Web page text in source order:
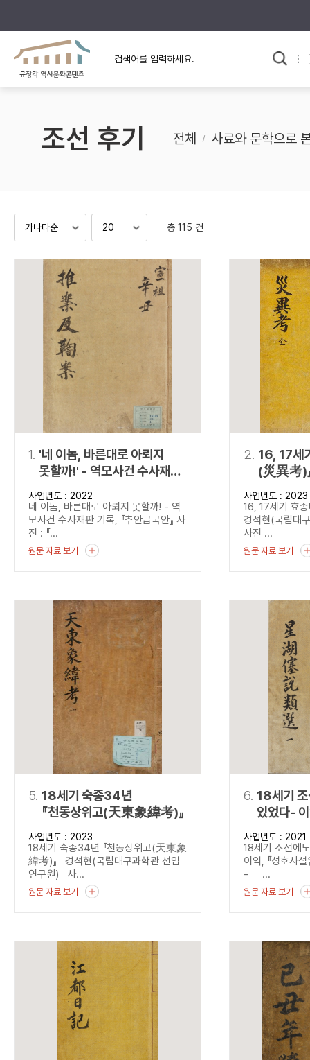
규장각의 어제와 오늘
규장각 소개영상
사료와 문학으로 본
고대
조선 후기
검색 연산자 사용안내
정조 AND 정약용
“정조”와 “정약
“정조” 또는 “
NOT 정조 NOT 정약용
“정조”가 나온
료를 검색
조선 후기 전체 사료와 문학으로
총 115 건
1. '네 이놈, 바른대로 아뢰지
못할까!' - 역모사건 수사재판
기록, 『추안급국안』
사업년도 : 2022
네 이놈, 바른대로 아뢰지 못할까! - 역
모사건 수사재판 기록, 『추안급국안』 사
진 : 『...
원문 자료 보기
2. 16, 17세
(災異考)
사업년도 : 2023
16, 17세기 효
경석현(국립대
사진 ...
원문 자료 보기
5. 18세기 숙종34년
『천동상위고(天東象緯考)』
사업년도 : 2023
18세기 숙종34년 『천동상위고(天東象
緯考)』 경석현(국립대구과학관 선임
연구원) 사...
원문 자료 보기
6. 18세기
있었다-
(星湖僿
사업년도 : 2021
18세기 조선에
이익, 『성호사
- ...
원문 자료 보기